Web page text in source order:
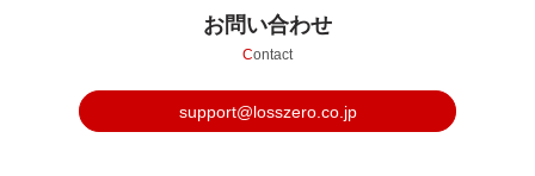
お問い合わせ
Contact
support@losszero.co.jp